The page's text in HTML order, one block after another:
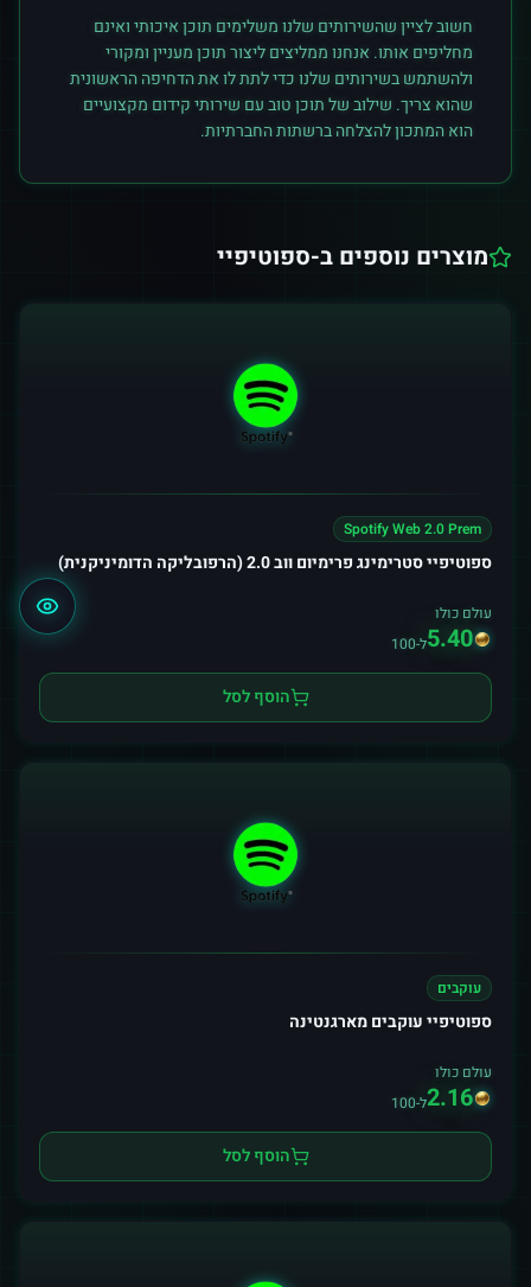
חשוב לציין שהשירותים שלנו משלימים תוכן איכותי ואינם
מחליפים אותו. אנחנו ממליצים ליצור תוכן מעניין ומקורי
ולהשתמש בשירותים שלנו כדי לתת לו את הדחיפה הראשונית
שהוא צריך. שילוב של תוכן טוב עם שירותי קידום מקצועיים
הוא המתכון להצלחה ברשתות החברתיות.
מוצרים נוספים ב-ספוטיפיי
Spotify Web 2.0 Prem
ספוטיפיי סטרימינג פרימיום ווב 2.0 (הרפובליקה הדומיניקנית)
עולם כולו
5.40ל-100
הוסף לסל
עוקבים
ספוטיפיי עוקבים מארגנטינה
עולם כולו
2.16ל-100
הוסף לסל